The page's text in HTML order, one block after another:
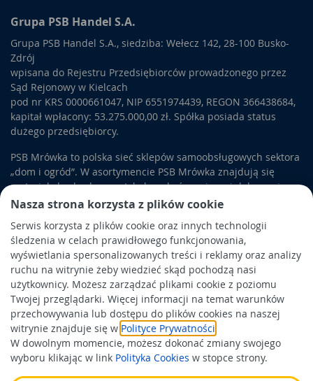
Nasza strona korzysta z plików cookie
Serwis korzysta z plików cookie oraz innych technologii
śledzenia w celach prawidłowego funkcjonowania,
wyświetlania spersonalizowanych treści i reklamy oraz analizy
ruchu na witrynie żeby wiedzieć skąd pochodzą nasi
użytkownicy. Możesz zarządzać plikami cookie z poziomu
Twojej przeglądarki. Więcej informacji na temat warunków
przechowywania lub dostępu do plików cookies na naszej
witrynie znajduje się w Polityce Prywatności
W dowolnym momencie, możesz dokonać zmiany swojego
wyboru klikając w link Polityka Cookies w stopce strony.
Grupa PSB Handel S.A.
Grupa PSB Handel S.A., siedziba: Wełecz 142, 28-100 Busko-
Zdrój
wpisana do Rejestru Przedsiębiorców prowadzonego przez
Sąd Rejonowy w Kielcach
pod nr KRS 0000661047, NIP 6551974439, REGON 366438684,
kapitał wpłacony: 53.275.000,00 zł. Spółka posiada status
dużego przedsiębiorcy.
PSB Mrówka to polska sieć sklepów samoobsługowych sektora
„dom i ogród”. W asortymencie PSB Mrówka znajdują się
materiały budowlane, artykuły wykończeniowe i dekoracyjne,
wyposażenie łazienek i kuchni, elektronarzędzia, a także
artykuły związane z ogrodem i otoczeniem domu.
Obowiązek informacyjny
Polityka prywatności
Polityka Cookies
Odbiór zużytego sprzętu
Wspierają nas: